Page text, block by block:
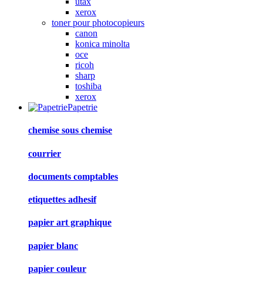
xerox
toner pour photocopieurs
canon
konica minolta
oce
ricoh
sharp
toshiba
xerox
Papetrie
chemise sous chemise
courrier
documents comptables
etiquettes adhesif
papier art graphique
papier blanc
papier couleur